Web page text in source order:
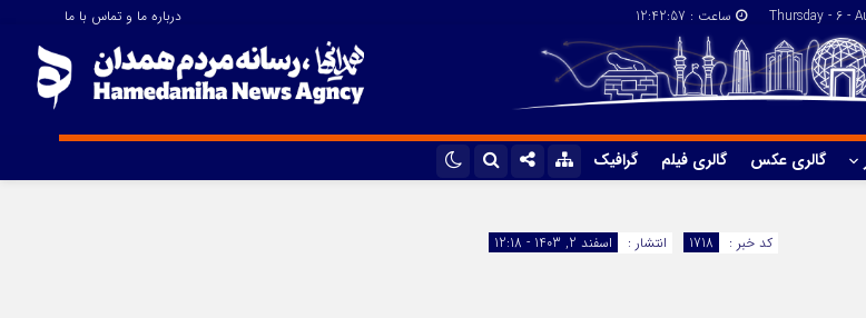
ساعت : 12:42:57 درباره ما و تماس با ما
گالری عکس گالری فیلم گرافیک
انتشار :
اسفند 2, 1403 - 12:18 کد خبر : 1718